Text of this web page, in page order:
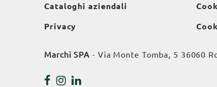
Cataloghi aziendali
Privacy
Marchi SPA - Via Monte Tomba, 5 36060